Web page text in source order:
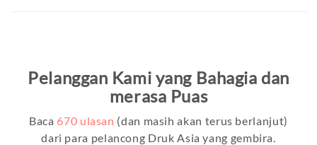
Pelanggan Kami yang Bahagia dan
merasa Puas
Baca 670 ulasan (dan masih akan terus berlanjut)
dari para pelancong Druk Asia yang gembira.